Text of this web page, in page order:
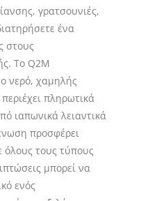
γρατσουνιές,
ένα
στους
Το Q2M
νερό, χαμηλής
πληρωτικά
ιαπωνικά λειαντικά
προσφέρει
όλους τους τύπους
μπορεί να
ενός